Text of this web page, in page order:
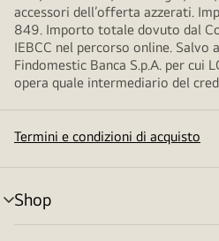
accessori dell’offerta azzerati.
849. Importo totale dovuto dal
IEBCC nel percorso online. Salvo
Findomestic Banca S.p.A. per cui
opera quale intermediario del
Termini e condizioni di acquisto
Shop
Attivazione
menu